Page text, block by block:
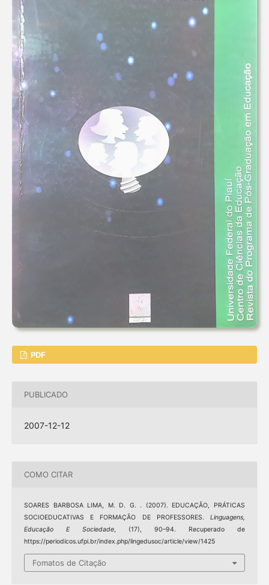
PDF
PUBLICADO
2007-12-12
COMO CITAR
SOARES BARBOSA LIMA, M. D. G. . (2007). EDUCAÇÃO, PRÁTICAS
SOCIOEDUCATIVAS E FORMAÇÃO DE PROFESSORES.Linguagens,
Educação E Sociedade, (17), 90–94. Recuperado de
https://periodicos.ufpi.br/index.php/lingedusoc/article/view/1425
Fomatos de Citação